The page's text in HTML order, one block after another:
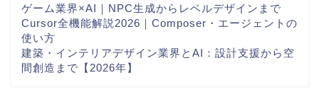
ゲーム業界×AI｜NPC生成からレベルデザインまで
Cursor全機能解説2026｜Composer・エージェントの
使い方
建築・インテリアデザイン業界とAI：設計支援から空
間創造まで【2026年】